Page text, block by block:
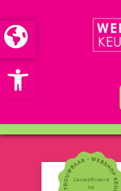
Open
Gecertificeerd
lid